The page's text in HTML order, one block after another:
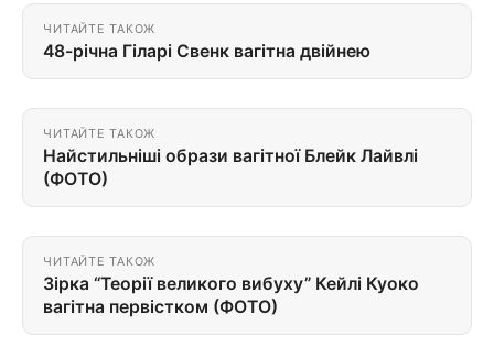
ЧИТАЙТЕ ТАКОЖ
48-річна Гіларі Свенк вагітна двійнею
ЧИТАЙТЕ ТАКОЖ
Найстильніші образи вагітної Блейк Лайвлі
(ФОТО)
ЧИТАЙТЕ ТАКОЖ
Зірка “Теорії великого вибуху” Кейлі Куоко
вагітна первістком (ФОТО)